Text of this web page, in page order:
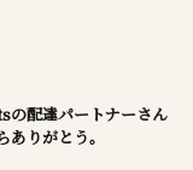
配達パートナーさん
ありがとう。